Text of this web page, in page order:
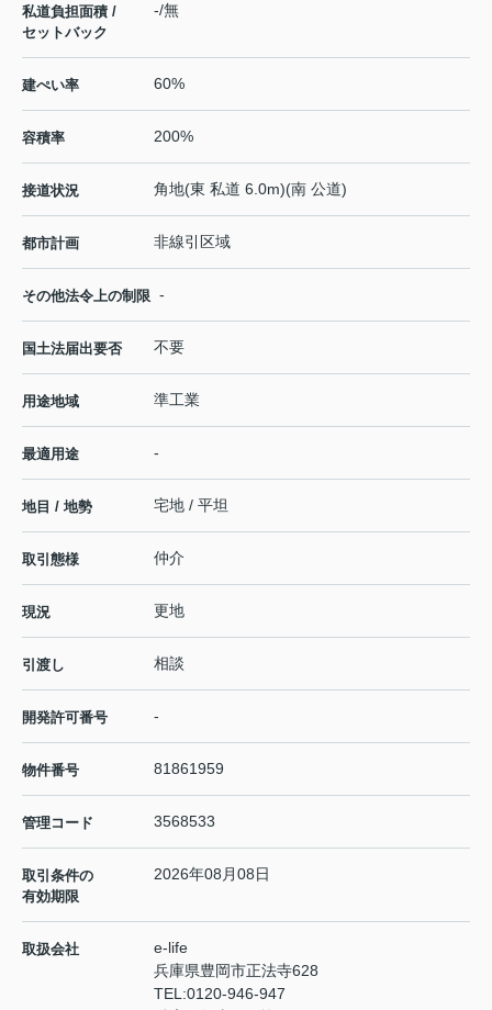
私道負担面積 /
セットバック
-/無
建ぺい率 60%
容積率 200%
接道状況 角地(東 私道 6.0m)(南 公道)
都市計画 非線引区域
その他法令上の制限 -
国土法届出要否 不要
用途地域 準工業
最適用途 -
地目 / 地勢 宅地 / 平坦
取引態様 仲介
現況 更地
引渡し 相談
開発許可番号 -
物件番号 81861959
管理コード 3568533
取引条件の
有効期限
2026年08月08日
取扱会社
e-life
兵庫県豊岡市正法寺628
TEL:0120-946-947